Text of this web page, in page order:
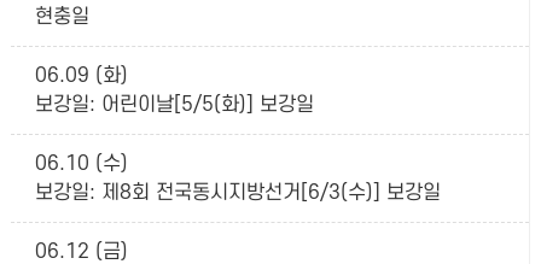
현충일
06.09 (화)
보강일: 어린이날[5/5(화)] 보강일
06.10 (수)
보강일: 제8회 전국동시지방선거[6/3(수)] 보강일
06.12 (금)